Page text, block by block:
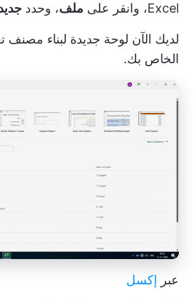
Excel، وانقر على
ملف، وحدد
لديك الآن لوحة جديدة لبناء
الخاص بك.
عبر إكسل